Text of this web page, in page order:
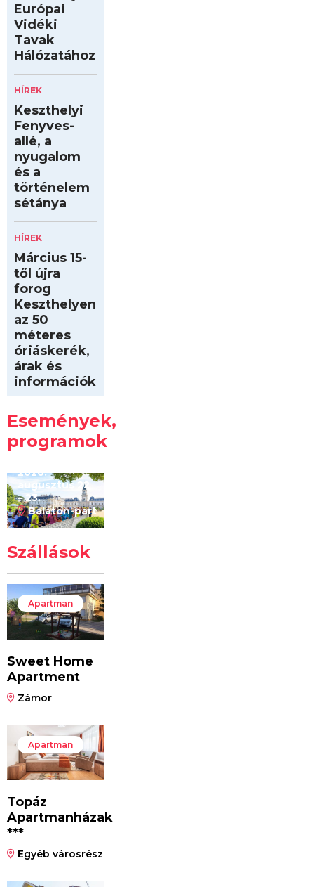
Európai
Vidéki
Tavak
Hálózatához
HÍREK
Keszthelyi
Fenyves-
allé, a
nyugalom
és a
történelem
sétánya
HÍREK
Március 15-
től újra
forog
Keszthelyen
az 50
méteres
óriáskerék,
árak és
információk
Események,
programok
Kilóméterek
2026
2026.
augusztus 22
– 23.
Balaton-part
Szállások
Apartman
Sweet Home
Apartment
Zámor
Apartman
Topáz
Apartmanházak
***
Egyéb városrész